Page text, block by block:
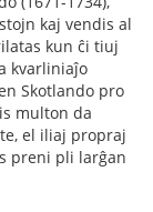
kaj vendis al
kun ĉi tiuj
kvarliniaĵo
Skotlando pro
multon da
el iliaj propraj
preni pli larĝan